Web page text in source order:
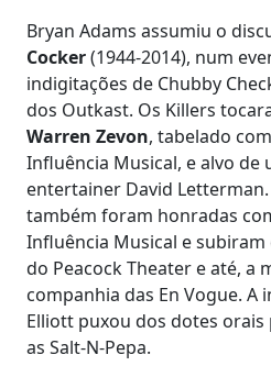
Bryan Adams assumiu o
Cocker(1944-2014), num
indigitações de Chubby
dos Outkast. Os Killers
Warren Zevon, tabelado
Influência Musical, e alvo
entertainer David Letterman.
também foram honradas
Influência Musical e
do Peacock Theater e até, a
companhia das En Vogue. A
Elliott puxou dos dotes
as Salt-N-Pepa.